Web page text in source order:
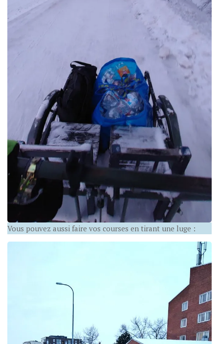
Vous pouvez aussi faire vos courses en tirant une luge :